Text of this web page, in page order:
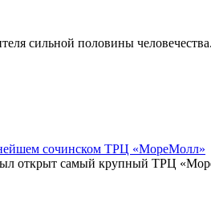
сильной половины
сочинском ТРЦ «МореМолл»
открыт самый крупный ТРЦ